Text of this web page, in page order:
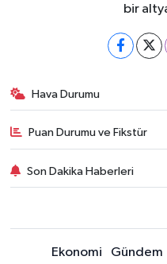
bir
Hava Durumu
Puan Durumu ve Fikstür
Son Dakika Haberleri
Ekonomi Gündem